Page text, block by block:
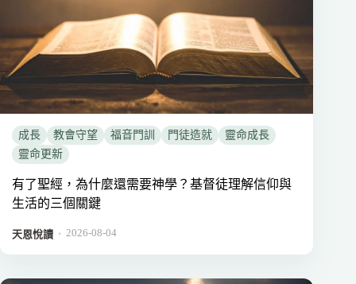
成長 教會守望 福音門訓 門徒造就
靈命成長
靈命更新
有了聖經，為什麼還需要神學？基督徒理解信仰與
生活的三個關鍵
天恩悅讀 ． 2026-08-04